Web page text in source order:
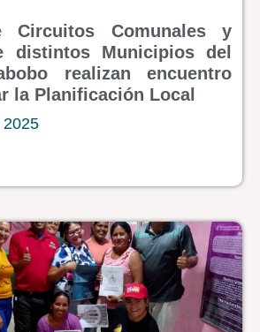
Circuitos Comunales y
distintos Municipios del
realizan encuentro
la Planificación Local
2025